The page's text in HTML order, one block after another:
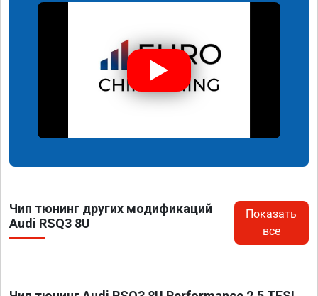
Чип тюнинг других модификаций
Audi RSQ3 8U
Показать
все